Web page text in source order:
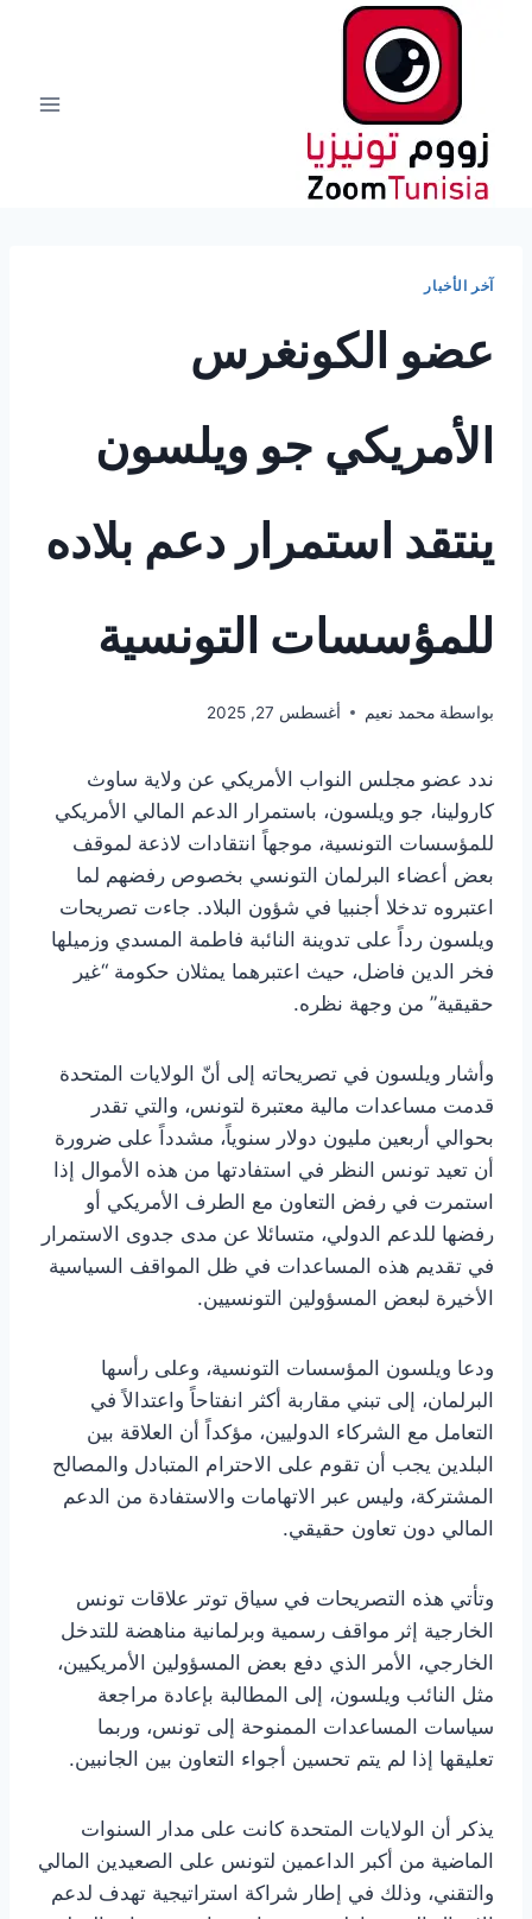
آخر الأخبار
عضو الكونغرس
الأمريكي جو ويلسون
ينتقد استمرار دعم بلاده
للمؤسسات التونسية
بواسطة محمد نعيم أغسطس 27, 2025
ندد عضو مجلس النواب الأمريكي عن ولاية ساوث
كارولينا، جو ويلسون، باستمرار الدعم المالي الأمريكي
للمؤسسات التونسية، موجهاً انتقادات لاذعة لموقف
بعض أعضاء البرلمان التونسي بخصوص رفضهم لما
اعتبروه تدخلا أجنبيا في شؤون البلاد. جاءت تصريحات
ويلسون رداً على تدوينة النائبة فاطمة المسدي وزميلها
فخر الدين فاضل، حيث اعتبرهما يمثلان حكومة “غير
حقيقية” من وجهة نظره.
وأشار ويلسون في تصريحاته إلى أنّ الولايات المتحدة
قدمت مساعدات مالية معتبرة لتونس، والتي تقدر
بحوالي أربعين مليون دولار سنوياً، مشدداً على ضرورة
أن تعيد تونس النظر في استفادتها من هذه الأموال إذا
استمرت في رفض التعاون مع الطرف الأمريكي أو
رفضها للدعم الدولي، متسائلا عن مدى جدوى الاستمرار
في تقديم هذه المساعدات في ظل المواقف السياسية
الأخيرة لبعض المسؤولين التونسيين.
ودعا ويلسون المؤسسات التونسية، وعلى رأسها
البرلمان، إلى تبني مقاربة أكثر انفتاحاً واعتدالاً في
التعامل مع الشركاء الدوليين، مؤكداً أن العلاقة بين
البلدين يجب أن تقوم على الاحترام المتبادل والمصالح
المشتركة، وليس عبر الاتهامات والاستفادة من الدعم
المالي دون تعاون حقيقي.
وتأتي هذه التصريحات في سياق توتر علاقات تونس
الخارجية إثر مواقف رسمية وبرلمانية مناهضة للتدخل
الخارجي، الأمر الذي دفع بعض المسؤولين الأمريكيين،
مثل النائب ويلسون، إلى المطالبة بإعادة مراجعة
سياسات المساعدات الممنوحة إلى تونس، وربما
تعليقها إذا لم يتم تحسين أجواء التعاون بين الجانبين.
يذكر أن الولايات المتحدة كانت على مدار السنوات
الماضية من أكبر الداعمين لتونس على الصعيدين المالي
والتقني، وذلك في إطار شراكة استراتيجية تهدف لدعم